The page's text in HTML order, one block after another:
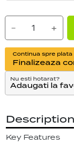
− +
Continua spre plata
Finalizeaza
Nu esti hotarat?
Adaugati la
Description
Key Features